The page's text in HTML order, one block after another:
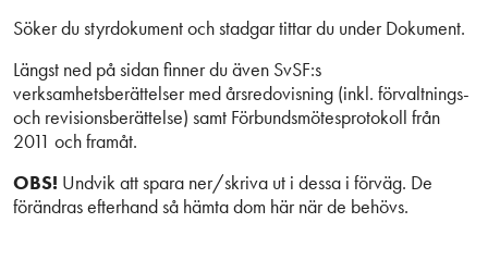
Söker du styrdokument och stadgar tittar du under Dokument.
Längst ned på sidan finner du även SvSF:s
verksamhetsberättelser med årsredovisning (inkl. förvaltnings-
och revisionsberättelse) samt Förbundsmötesprotokoll från
2011 och framåt.
OBS! Undvik att spara ner/skriva ut i dessa i förväg. De
förändras efterhand så hämta dom här när de behövs.